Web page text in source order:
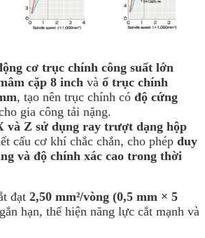
cơ trục chính công suất lớn
cặp 8 inch và ổ trục chính
, tạo nên trục chính có độ cứng
gia công tải nặng.
và Z sử dụng ray trượt dạng hộp
cấu cơ khí chắc chắn, cho phép duy
và độ chính xác cao trong thời
đạt 2,50 mm²/vòng (0,5 mm × 5
hạn, thể hiện năng lực cắt mạnh và